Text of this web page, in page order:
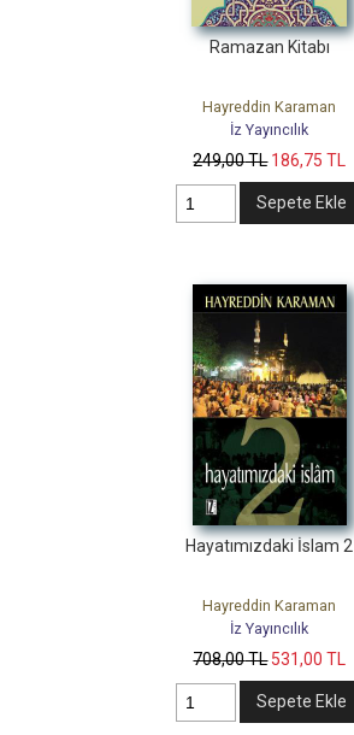
Ramazan Kitabı
Hayreddin Karaman
İz Yayıncılık
249,00TL 186,75 TL
Sepete Ekle
Hayatımızdaki İslam 2
Hayreddin Karaman
İz Yayıncılık
708,00TL 531,00 TL
Sepete Ekle